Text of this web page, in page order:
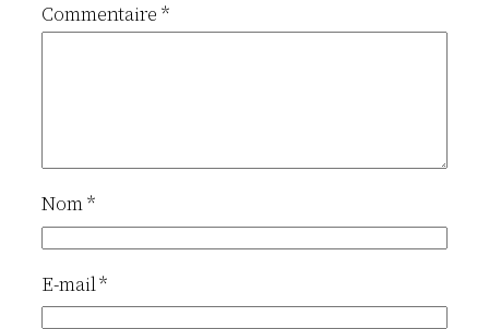
Commentaire *
Nom*
E-mail*